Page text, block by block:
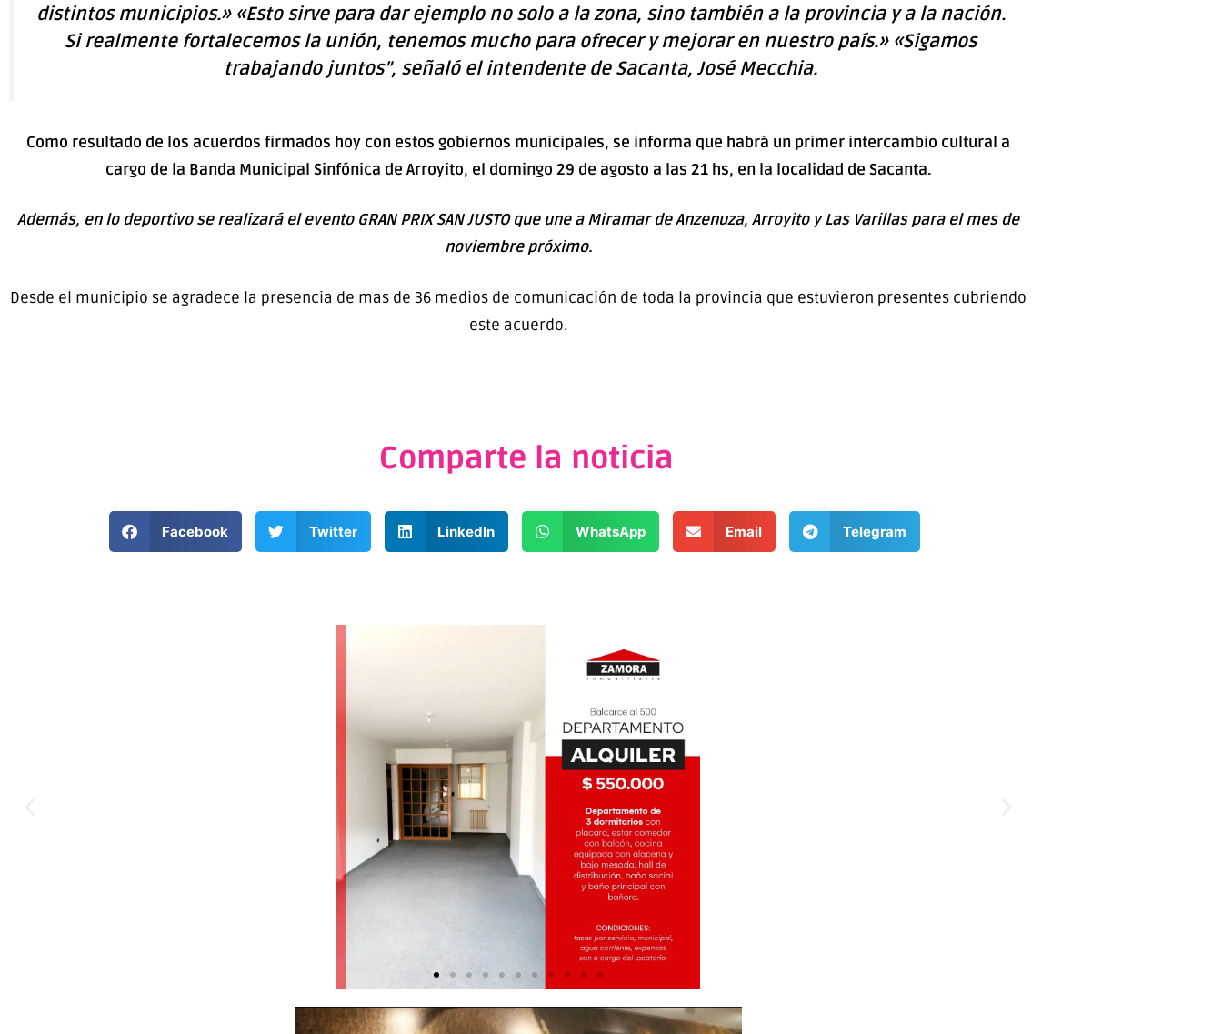
distintos municipios.» «Esto sirve para dar ejemplo no solo a la zona, sino también a la provincia y a la nación.
Si realmente fortalecemos la unión, tenemos mucho para ofrecer y mejorar en nuestro país.» «Sigamos
trabajando juntos”, señaló el intendente de Sacanta, José Mecchia.
Como resultado de los acuerdos firmados hoy con estos gobiernos municipales, se informa que habrá un primer intercambio cultural a
cargo de la Banda Municipal Sinfónica de Arroyito, el domingo 29 de agosto a las 21 hs, en la localidad de Sacanta.
Además, en lo deportivo se realizará el evento GRAN PRIX SAN JUSTO que une a Miramar de Anzenuza, Arroyito y Las Varillas para el mes de
noviembre próximo.
Desde el municipio se agradece la presencia de mas de 36 medios de comunicación de toda la provincia que estuvieron presentes cubriendo
este acuerdo.
Comparte la noticia
Facebook Twitter LinkedIn WhatsApp Email Telegram